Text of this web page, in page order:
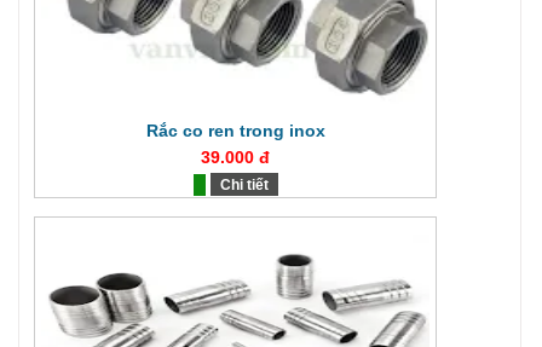
Rắc co ren trong inox
39.000 đ
Chi tiết